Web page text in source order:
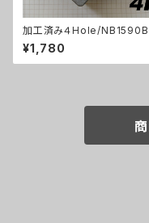
加工済み４Hole/NB1590B
2x61x32mm）アルミダイキ
トケース
¥1,780